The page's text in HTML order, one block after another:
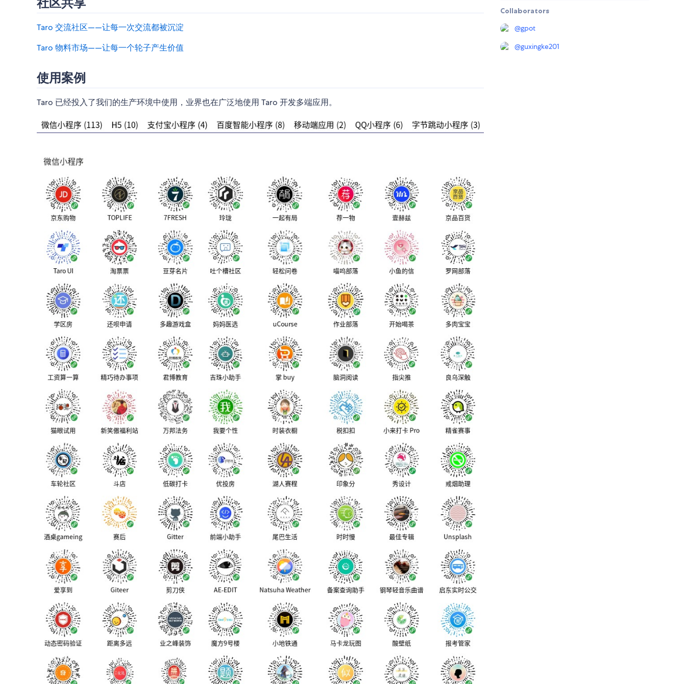
Taro 交流社区——让每一次交流都被沉淀
Taro 物料市场——让每一个轮子产生价值
使用案例
Taro 已经投入了我们的生产环境中使用，业界也在广泛地使用 Taro 开发多端应用。
Collaborators
@gpot
@guxingke201